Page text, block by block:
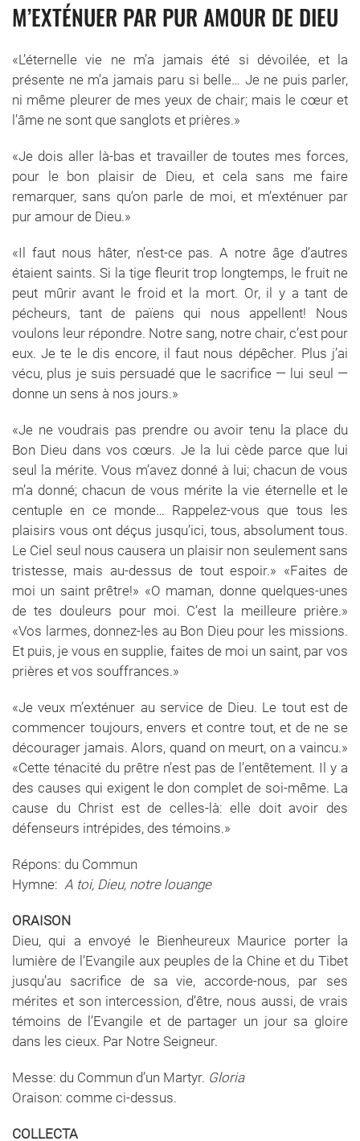
M’EXTÉNUER PAR PUR AMOUR DE DIEU
«L’éternelle vie ne m’a jamais été si dévoilée, et la
présente ne m’a jamais paru si belle… Je ne puis parler,
ni même pleurer de mes yeux de chair; mais le cœur et
l’âme ne sont que sanglots et prières.»
«Je dois aller là-bas et travailler de toutes mes forces,
pour le bon plaisir de Dieu, et cela sans me faire
remarquer, sans qu’on parle de moi, et m’exténuer par
pur amour de Dieu.»
«Il faut nous hâter, n’est-ce pas. A notre âge d’autres
étaient saints. Si la tige fleurit trop longtemps, le fruit ne
peut mûrir avant le froid et la mort. Or, il y a tant de
pécheurs, tant de païens qui nous appellent! Nous
voulons leur répondre. Notre sang, notre chair, c’est pour
eux. Je te le dis encore, il faut nous dépêcher. Plus j’ai
vécu, plus je suis persuadé que le sacrifice — lui seul —
donne un sens à nos jours.»
«Je ne voudrais pas prendre ou avoir tenu la place du
Bon Dieu dans vos cœurs. Je la lui cède parce que lui
seul la mérite. Vous m’avez donné à lui; chacun de vous
m’a donné; chacun de vous mérite la vie éternelle et le
centuple en ce monde… Rappelez-vous que tous les
plaisirs vous ont déçus jusqu’ici, tous, absolument tous.
Le Ciel seul nous causera un plaisir non seulement sans
tristesse, mais au-dessus de tout espoir.» «Faites de
moi un saint prêtre!» «O maman, donne quelques-unes
de tes douleurs pour moi. C’est la meilleure prière.»
«Vos larmes, donnez-les au Bon Dieu pour les missions.
Et puis, je vous en supplie, faites de moi un saint, par vos
prières et vos souffrances.»
«Je veux m’exténuer au service de Dieu. Le tout est de
commencer toujours, envers et contre tout, et de ne se
décourager jamais. Alors, quand on meurt, on a vaincu.»
«Cette ténacité du prêtre n’est pas de l’entêtement. Il y a
des causes qui exigent le don complet de soi-même. La
cause du Christ est de celles-là: elle doit avoir des
défenseurs intrépides, des témoins.»
Répons: du Commun
Hymne: A toi, Dieu, notre louange
ORAISON
Dieu, qui a envoyé le Bienheureux Maurice porter la
lumière de l’Evangile aux peuples de la Chine et du Tibet
jusqu’au sacrifice de sa vie, accorde-nous, par ses
mérites et son intercession, d’être, nous aussi, de vrais
témoins de l’Evangile et de partager un jour sa gloire
dans les cieux. Par Notre Seigneur.
Messe: du Commun d’un Martyr. Gloria
Oraison: comme ci-dessus.
COLLECTA